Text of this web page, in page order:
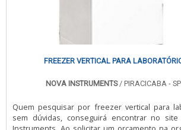
eficiência. Discorrendo ainda sobre
ótima qualidade e eficiência, características
seus clientes.É por esta razão que a JC
explora o segmento de montagem,
que existe de melhor no mercado para
sucesso dos clientes. O quadro de
formado por funcionários eficientes que
FREEZER VERTICAL PARA
NOVA INSTRUMENTS/ PIRACICABA - SP
Quem pesquisar por freezer vertical para
sem dúvidas, conseguirá encontrar no site